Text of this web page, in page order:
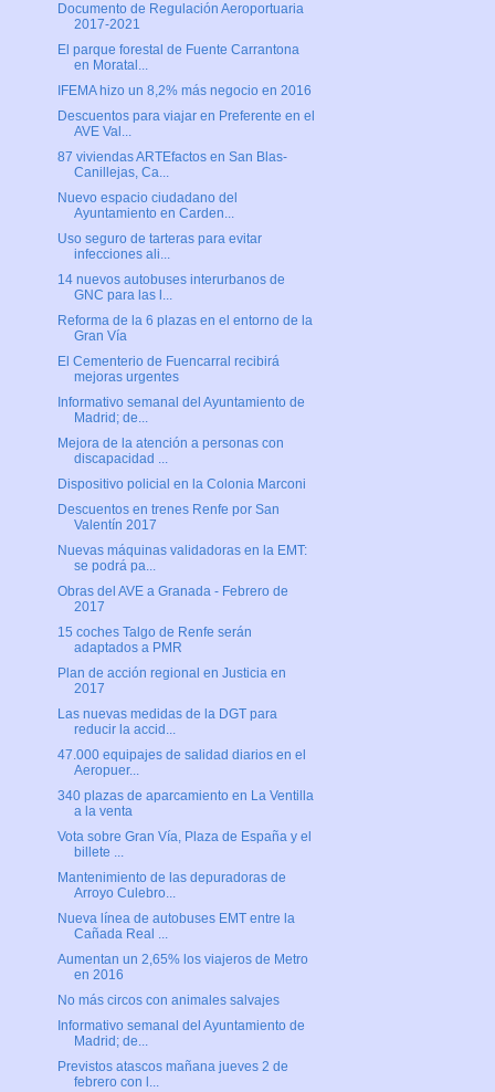
Documento de Regulación Aeroportuaria
2017-2021
El parque forestal de Fuente Carrantona
en Moratal...
IFEMA hizo un 8,2% más negocio en 2016
Descuentos para viajar en Preferente en el
AVE Val...
87 viviendas ARTEfactos en San Blas-
Canillejas, Ca...
Nuevo espacio ciudadano del
Ayuntamiento en Carden...
Uso seguro de tarteras para evitar
infecciones ali...
14 nuevos autobuses interurbanos de
GNC para las l...
Reforma de la 6 plazas en el entorno de la
Gran Vía
El Cementerio de Fuencarral recibirá
mejoras urgentes
Informativo semanal del Ayuntamiento de
Madrid; de...
Mejora de la atención a personas con
discapacidad ...
Dispositivo policial en la Colonia Marconi
Descuentos en trenes Renfe por San
Valentín 2017
Nuevas máquinas validadoras en la EMT:
se podrá pa...
Obras del AVE a Granada - Febrero de
2017
15 coches Talgo de Renfe serán
adaptados a PMR
Plan de acción regional en Justicia en
2017
Las nuevas medidas de la DGT para
reducir la accid...
47.000 equipajes de salidad diarios en el
Aeropuer...
340 plazas de aparcamiento en La Ventilla
a la venta
Vota sobre Gran Vía, Plaza de España y el
billete ...
Mantenimiento de las depuradoras de
Arroyo Culebro...
Nueva línea de autobuses EMT entre la
Cañada Real ...
Aumentan un 2,65% los viajeros de Metro
en 2016
No más circos con animales salvajes
Informativo semanal del Ayuntamiento de
Madrid; de...
Previstos atascos mañana jueves 2 de
febrero con l...